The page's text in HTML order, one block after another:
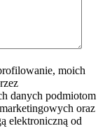
moich
danych podmiotom
oraz
elektroniczną od